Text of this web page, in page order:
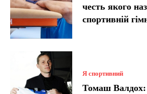
честь якого
спортивній
Я спортивний
Томаш Валдох: